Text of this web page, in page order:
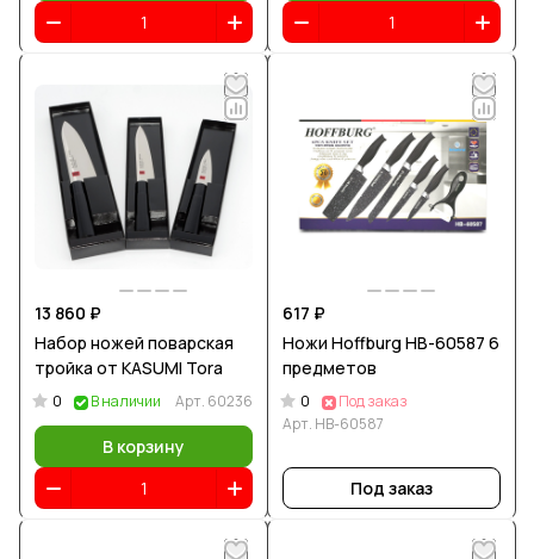
13 860 ₽
Набор ножей поварская
тройка от KASUMI Tora
0 В наличии Арт. 60236
В корзину
617 ₽
Ножи Hoffburg HB-60587 6
предметов
0
Под заказ
Арт. HB-60587
Под заказ